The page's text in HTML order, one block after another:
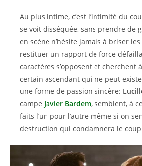
Au plus intime, c’est l’intimité du
se voit disséquée, sans prendre de
en scène n’hésite jamais à briser
restituer un rapport de force
caractères s’opposent et cherchent
certain ascendant qui ne peut
une forme de passion sincère:
campe Javier Bardem, semblent, à
faits l’un pour l’autre même si on
destruction qui condamnera le